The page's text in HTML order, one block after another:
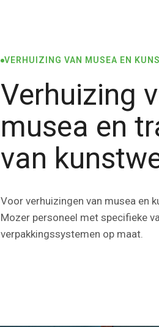
VERHUIZING VAN MUSEA EN
Verhuizing
musea en
van
Voor verhuizingen van musea en
Mozer personeel met specifieke
verpakkingssystemen op maat.